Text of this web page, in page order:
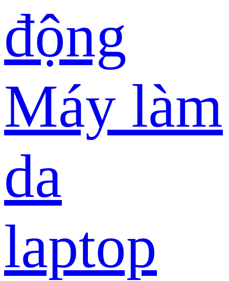
động
Máy làm
da
laptop